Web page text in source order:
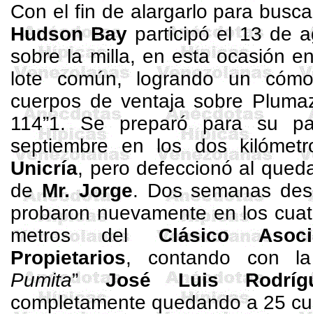
Con el fin de alargarlo para
Hudson Bayparticipó el 13 de
sobre la milla, en esta ocasión
lote común, logrando un
cuerpos de ventaja sobre
114”1. Se preparó para su
septiembre en los dos
Unicría, pero defeccionó al
deMr. Jorge. Dos semanas
probaron nuevamente en los
metrosdelClásico
Propietarios, contando con
Pumita”José Luis
completamente quedando a 25